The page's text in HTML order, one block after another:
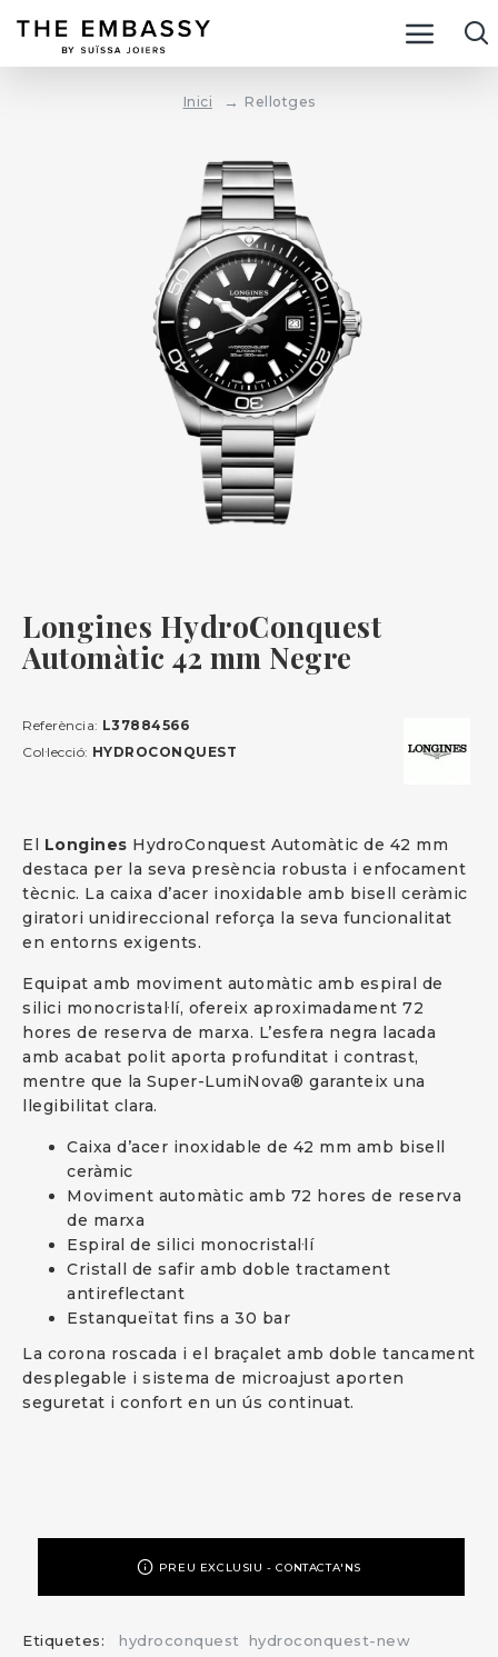
Inici Rellotges
Longines HydroConquest
Automàtic 42 mm Negre
El Longines HydroConquest Automàtic de 42 mm
destaca per la seva presència robusta i enfocament
tècnic. La caixa d’acer inoxidable amb bisell ceràmic
giratori unidireccional reforça la seva funcionalitat
en entorns exigents.
Equipat amb moviment automàtic amb espiral de
silici monocristal·lí, ofereix aproximadament 72
hores de reserva de marxa. L’esfera negra lacada
amb acabat polit aporta profunditat i contrast,
mentre que la Super-LumiNova® garanteix una
llegibilitat clara.
Caixa d’acer inoxidable de 42 mm amb bisell
ceràmic
Moviment automàtic amb 72 hores de reserva
de marxa
Espiral de silici monocristal·lí
Cristall de safir amb doble tractament
antireflectant
Estanqueïtat fins a 30 bar
La corona roscada i el braçalet amb doble tancament
desplegable i sistema de microajust aporten
seguretat i confort en un ús continuat.
Referència: L37884566
Col·lecció: HYDROCONQUEST
PREU EXCLUSIU - CONTACTA'NS
Etiquetes: hydroconquest hydroconquest-new